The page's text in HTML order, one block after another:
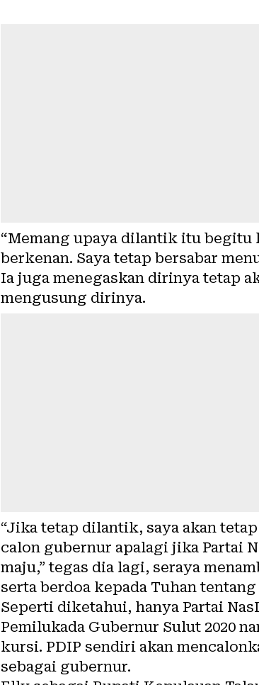
“Memang upaya dilantik itu begitu
berkenan. Saya tetap bersabar
Ia juga menegaskan dirinya tetap
mengusung dirinya.
“Jika tetap dilantik, saya akan
calon gubernur apalagi jika Partai
maju,” tegas dia lagi, seraya
serta berdoa kepada Tuhan
Seperti diketahui, hanya Partai
Pemilukada Gubernur Sulut 2020
kursi. PDIP sendiri akan
sebagai gubernur.